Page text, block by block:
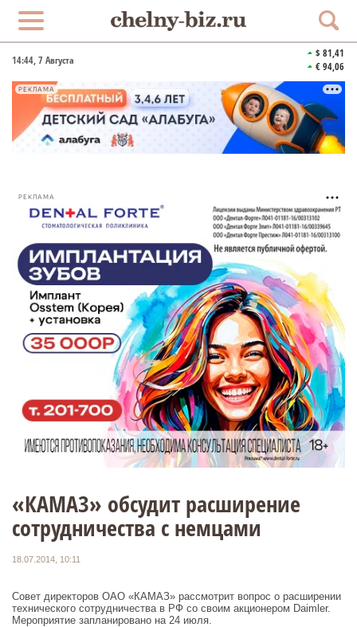
14:44, 7 Августа
$ 81,41
€ 94,06
РЕКЛАМА
РЕКЛАМА
«КАМАЗ» обсудит расширение
сотрудничества с немцами
18.07.2014, 10:11
Совет директоров ОАО «КАМАЗ» рассмотрит вопрос о расширении
технического сотрудничества в РФ со своим акционером Daimler.
Мероприятие запланировано на 24 июля.